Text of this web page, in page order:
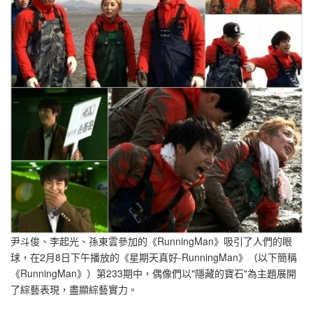
尹斗俊、李起光、孫東雲參加的《RunningMan》吸引了人們的眼
球，在2月8日下午播放的《星期天真好-RunningMan》（以下簡稱
《RunningMan》）第233期中，偶像們以"隱藏的寶石"為主題展開
了綜藝表現，盡顯綜藝實力。